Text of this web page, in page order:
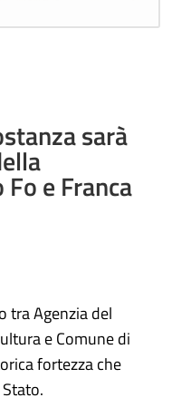
sarà
e Franca
tra Agenzia del
e Comune di
fortezza che